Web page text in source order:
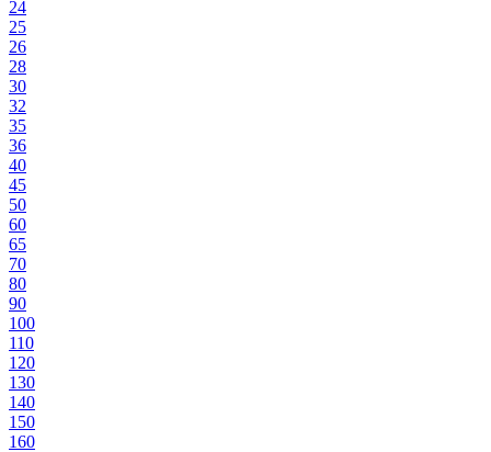
24
25
26
28
30
32
35
36
40
45
50
60
65
70
80
90
100
110
120
130
140
150
160